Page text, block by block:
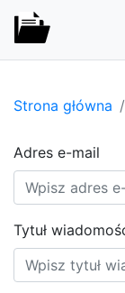
Strona główna
Adres e-mail
Tytuł